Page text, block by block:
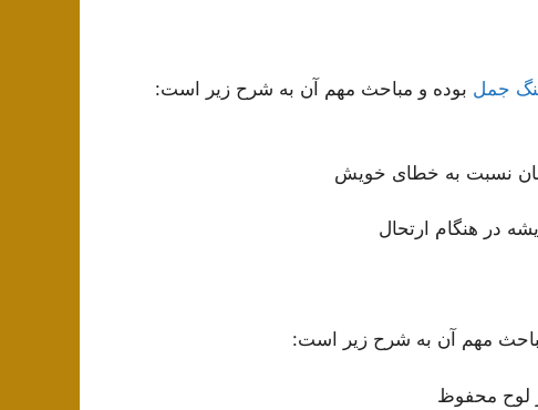
جمل بوده و مباحث مهم آن به شرح زیر است:
نسبت به خطای خویش
در هنگام ارتحال
مهم آن به شرح زیر است:
لوح محفوظ